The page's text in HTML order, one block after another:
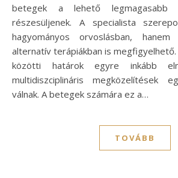
betegek a lehető legmagasabb
részesüljenek. A specialista
hagyományos orvoslásban,
alternatív terápiákban is
közötti határok egyre inkább
multidiszciplináris megközelítések
válnak. A betegek számára ez a…
TOVÁBB